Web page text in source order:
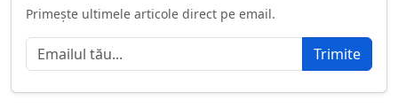
Primește ultimele articole direct pe email.
Trimite